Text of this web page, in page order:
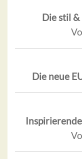
Die stil
Die neue